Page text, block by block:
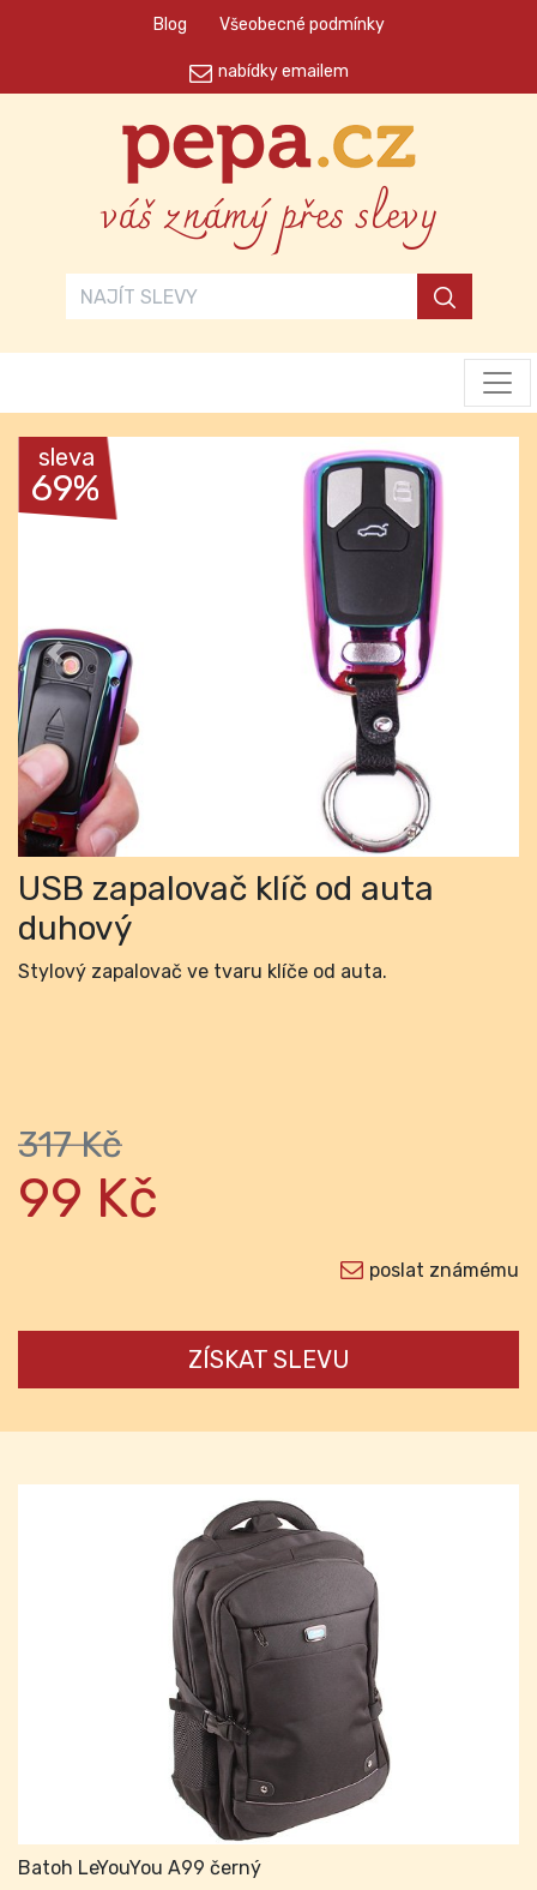
Blog Všeobecné podmínky
nabídky emailem
váš známý přes slevy
sleva
69%
Previous
USB zapalovač klíč od auta
duhový
Stylový zapalovač ve tvaru klíče od auta.
317 Kč
99 Kč
poslat známému
ZÍSKAT SLEVU
Batoh LeYouYou A99 černý